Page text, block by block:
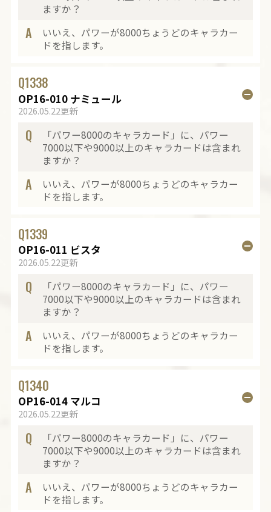
ますか？
A
いいえ、パワーが8000ちょうどのキャラカー
ドを指します。
Q1338
OP16-010 ナミュール
2026.05.22更新
Q
「パワー8000のキャラカード」に、パワー
7000以下や9000以上のキャラカードは含まれ
ますか？
A
いいえ、パワーが8000ちょうどのキャラカー
ドを指します。
Q1339
OP16-011 ビスタ
2026.05.22更新
Q
「パワー8000のキャラカード」に、パワー
7000以下や9000以上のキャラカードは含まれ
ますか？
A
いいえ、パワーが8000ちょうどのキャラカー
ドを指します。
Q1340
OP16-014 マルコ
2026.05.22更新
Q
「パワー8000のキャラカード」に、パワー
7000以下や9000以上のキャラカードは含まれ
ますか？
A
いいえ、パワーが8000ちょうどのキャラカー
ドを指します。